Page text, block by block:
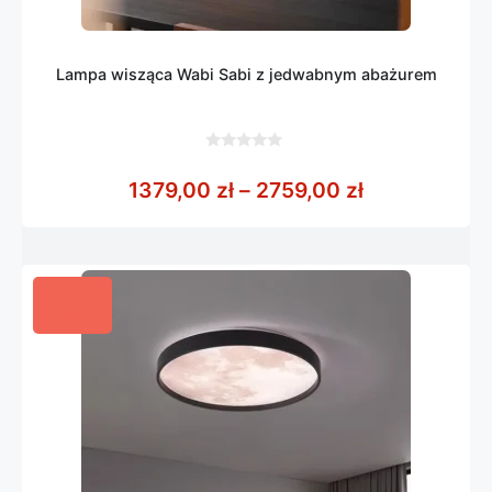
Lampa wisząca Wabi Sabi z jedwabnym abażurem
5
1379,00 zł – 2759,00 złZakres cen: